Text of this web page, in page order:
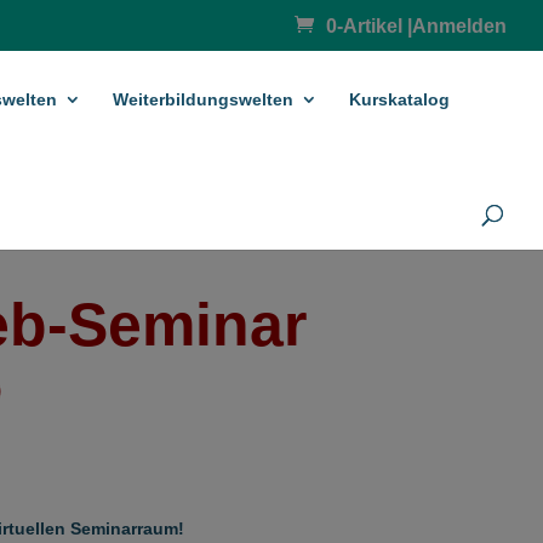
0-Artikel Anmelden
Weiterbildungswelten Kurskatalog
Seminar
Seminarraum!